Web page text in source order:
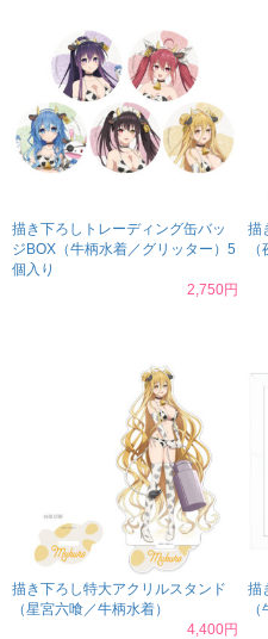
描き下ろしトレーディング缶バッ
ジBOX（牛柄水着／グリッター）5
個入り
2,750円
描
描き下ろし特大アクリルスタンド
（星宮六喰／牛柄水着）
4,400円
描